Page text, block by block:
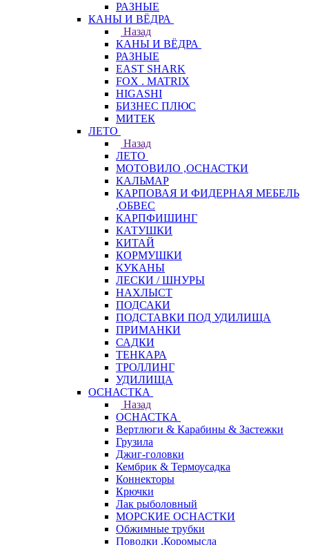
РАЗНЫЕ
КАНЫ И ВЁДРА
Назад
КАНЫ И ВЁДРА
РАЗНЫЕ
EAST SHARK
FOX . MATRIX
HIGASHI
БИЗНЕС ПЛЮС
МИТЕК
ЛЕТО
Назад
ЛЕТО
МОТОВИЛО ,ОСНАСТКИ
КАЛЬМАР
КАРПОВАЯ И ФИДЕРНАЯ МЕБЕЛЬ
,ОБВЕС
КАРПФИШИНГ
КАТУШКИ
КИТАЙ
КОРМУШКИ
КУКАНЫ
ЛЕСКИ / ШНУРЫ
НАХЛЫСТ
ПОДСАКИ
ПОДСТАВКИ ПОД УДИЛИЩА
ПРИМАНКИ
САДКИ
ТЕНКАРА
ТРОЛЛИНГ
УДИЛИЩА
ОСНАСТКА
Назад
ОСНАСТКА
Вертлюги & Карабины & Застежки
Грузила
Джиг-головки
Кембрик & Термоусадка
Коннекторы
Крючки
Лак рыболовный
МОРСКИЕ ОСНАСТКИ
Обжимные трубки
Поводки ,Коромысла